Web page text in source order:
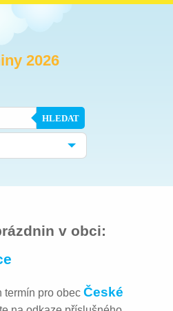
2026
HLEDAT
v obci:
termín pro obecČeské